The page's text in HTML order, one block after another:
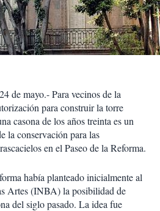
mayo.- Para vecinos de la
para construir la torre
casona de los años treinta es un
la conservación para las
en el Paseo de la Reforma.
había planteado inicialmente al
Artes (INBA) la posibilidad de
del siglo pasado. La idea fue